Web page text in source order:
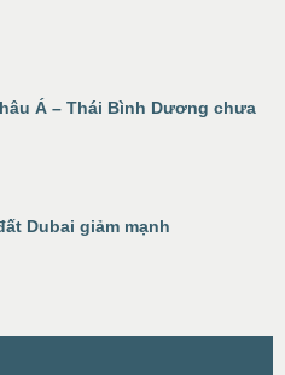
Á – Thái Bình Dương chưa
Dubai giảm mạnh